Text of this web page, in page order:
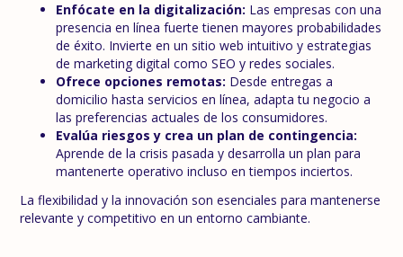
Enfócate en la digitalización: Las empresas con una
presencia en línea fuerte tienen mayores probabilidades
de éxito. Invierte en un sitio web intuitivo y estrategias
de marketing digital como SEO y redes sociales.
Ofrece opciones remotas: Desde entregas a
domicilio hasta servicios en línea, adapta tu negocio a
las preferencias actuales de los consumidores.
Evalúa riesgos y crea un plan de contingencia:
Aprende de la crisis pasada y desarrolla un plan para
mantenerte operativo incluso en tiempos inciertos.
La flexibilidad y la innovación son esenciales para mantenerse
relevante y competitivo en un entorno cambiante.